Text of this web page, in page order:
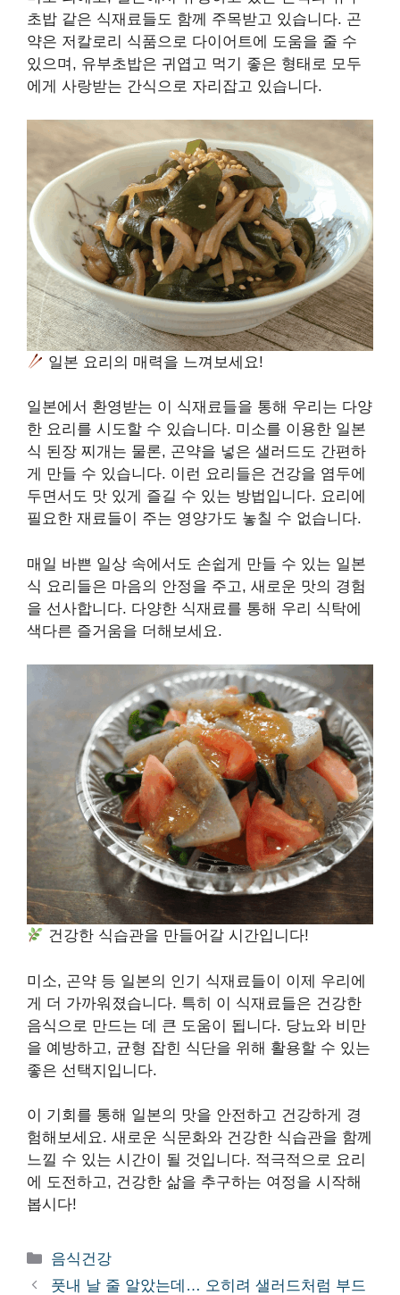
초밥 같은 식재료들도 함께 주목받고 있습니다. 곤
약은 저칼로리 식품으로 다이어트에 도움을 줄 수
있으며, 유부초밥은 귀엽고 먹기 좋은 형태로 모두
에게 사랑받는 간식으로 자리잡고 있습니다.
일본 요리의 매력을 느껴보세요!
일본에서 환영받는 이 식재료들을 통해 우리는 다양
한 요리를 시도할 수 있습니다. 미소를 이용한 일본
식 된장 찌개는 물론, 곤약을 넣은 샐러드도 간편하
게 만들 수 있습니다. 이런 요리들은 건강을 염두에
두면서도 맛 있게 즐길 수 있는 방법입니다. 요리에
필요한 재료들이 주는 영양가도 놓칠 수 없습니다.
매일 바쁜 일상 속에서도 손쉽게 만들 수 있는 일본
식 요리들은 마음의 안정을 주고, 새로운 맛의 경험
을 선사합니다. 다양한 식재료를 통해 우리 식탁에
색다른 즐거움을 더해보세요.
건강한 식습관을 만들어갈 시간입니다!
미소, 곤약 등 일본의 인기 식재료들이 이제 우리에
게 더 가까워졌습니다. 특히 이 식재료들은 건강한
음식으로 만드는 데 큰 도움이 됩니다. 당뇨와 비만
을 예방하고, 균형 잡힌 식단을 위해 활용할 수 있는
좋은 선택지입니다.
이 기회를 통해 일본의 맛을 안전하고 건강하게 경
험해보세요. 새로운 식문화와 건강한 식습관을 함께
느낄 수 있는 시간이 될 것입니다. 적극적으로 요리
에 도전하고, 건강한 삶을 추구하는 여정을 시작해
봅시다!
카
테
음식건강
풋내 날 줄 알았는데… 오히려 샐러드처럼 부드